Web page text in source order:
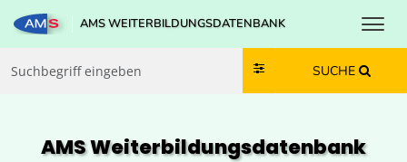
Zum Inhalt springen
Zum Navmenü springen
Zur Suche springen
Zur Footer springen
AMS WEITERBILDUNGSDATENBANK
SUCHE
AMS Weiterbildungs­datenbank